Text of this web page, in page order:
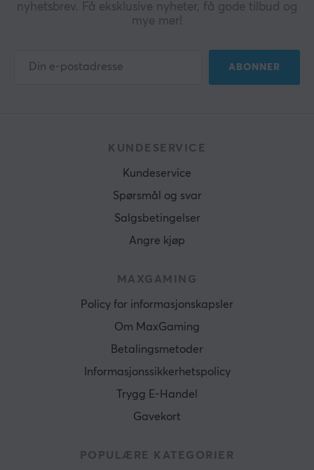
nyhetsbrev. Få eksklusive nyheter, få gode tilbud og
mye mer!
ABONNER
KUNDESERVICE
Kundeservice
Spørsmål og svar
Salgsbetingelser
Angre kjøp
MAXGAMING
Policy for informasjonskapsler
Om MaxGaming
Betalingsmetoder
Informasjonssikkerhetspolicy
Trygg E-Handel
Gavekort
POPULÆRE KATEGORIER